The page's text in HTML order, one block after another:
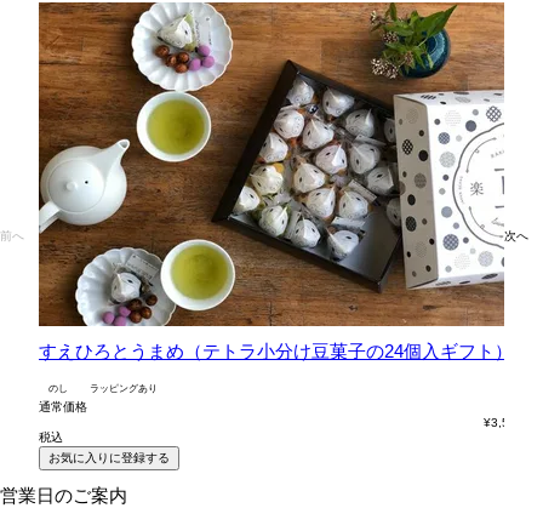
前へ
すえひろとうまめ（テトラ小分け豆菓子の24個入ギフト）
のし ラッピングあり
通常価格
¥3,564
税込
お気に入りに登録する
次へ
営業日のご案内